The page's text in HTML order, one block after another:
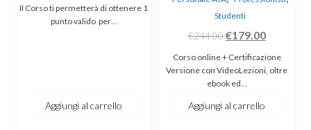
originale
Il Corso ti permetterà di ottenere 1
punto valido per…
Aggiungi al carrello
Studenti
€244.00Il
prezzo
originale
era:
€244.00.
€179.00Il
prezzo
attuale
Corso online + Certificazione
Versione con VideoLezioni, oltre
ebook ed…
Aggiungi al carrello